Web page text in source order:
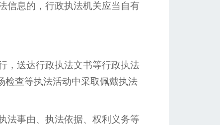
信息的，行政执法机关应当自有
，送达行政执法文书等行政执法
检查等执法活动中采取佩戴执法
法事由、执法依据、权利义务等